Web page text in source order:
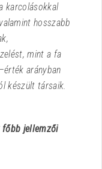
karcolásokkal
hosszabb
mint a fa
arányban
készült társaik.
főbb jellemzői